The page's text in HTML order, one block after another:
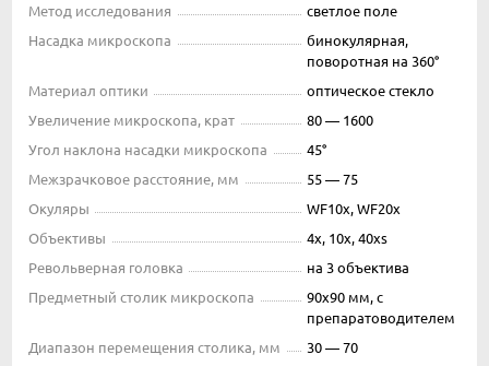
Метод исследования
светлое поле
Насадка микроскопа
бинокулярная,
поворотная на 360°
Материал оптики
оптическое стекло
Увеличение микроскопа, крат
80 — 1600
Угол наклона насадки микроскопа
45°
Межзрачковое расстояние, мм
55 — 75
Окуляры
WF10x, WF20x
Объективы
4x, 10x, 40xs
Револьверная головка
на 3 объектива
Предметный столик микроскопа
90x90 мм, с
препаратоводителем
Диапазон перемещения столика, мм
30 — 70